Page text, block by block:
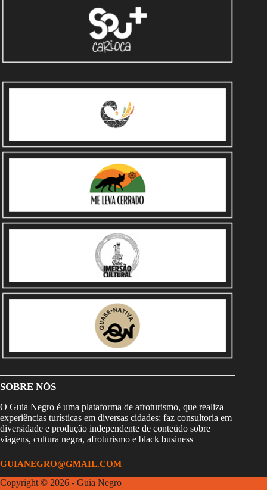
SOBRE NÓS
O Guia Negro é uma plataforma de afroturismo, que realiza
experiências turísticas em diversas cidades; faz consultoria em
diversidade e produção independente de conteúdo sobre
viagens, cultura negra, afroturismo e black business
GUIANEGRO@GMAIL.COM
Copyright © 2026 - Guia Negro